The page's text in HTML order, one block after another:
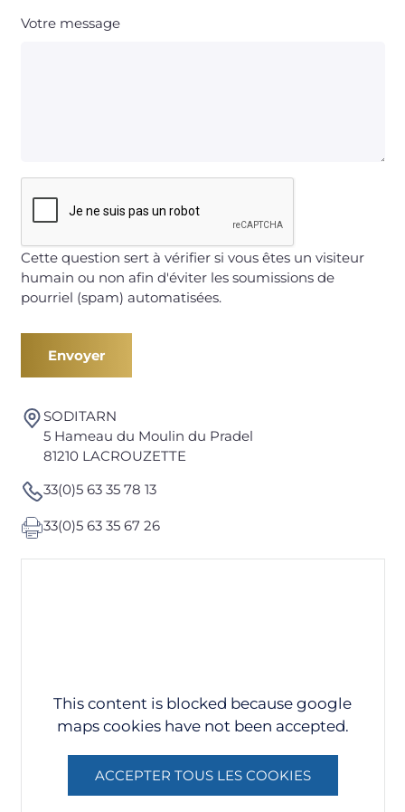
Votre message
Cette question sert à vérifier si vous êtes un visiteur
humain ou non afin d'éviter les soumissions de
pourriel (spam) automatisées.
SODITARN
5 Hameau du Moulin du Pradel
81210 LACROUZETTE
33(0)5 63 35 78 13
33(0)5 63 35 67 26
This content is blocked because google
maps cookies have not been accepted.
ACCEPTER TOUS LES COOKIES